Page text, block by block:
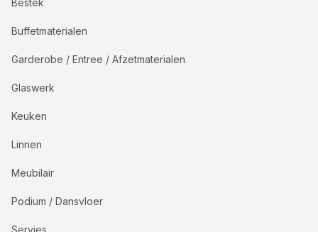
Bestek
Buffetmaterialen
Garderobe / Entree / Afzetmaterialen
Glaswerk
Keuken
Linnen
Meubilair
Podium / Dansvloer